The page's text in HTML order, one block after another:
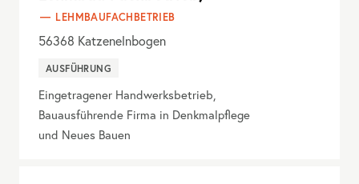
LEHMBAUFACHBETRIEB
56368 Katzenelnbogen
AUSFÜHRUNG
Eingetragener Handwerksbetrieb,
Bauausführende Firma in Denkmalpflege
und Neues Bauen